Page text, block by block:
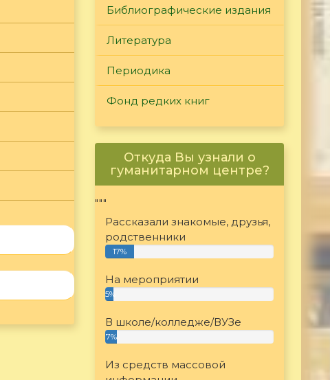
Библиографические издания
Литература
Периодика
Фонд редких книг
Откуда Вы узнали о
гуманитарном центре?
"""
Рассказали знакомые, друзья,
родственники
17%
На мероприятии
5%
В школе/колледже/ВУЗе
7%
Из средств массовой